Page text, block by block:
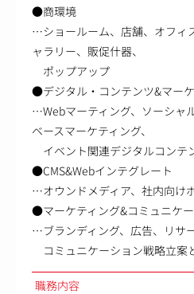
●商環境
…ショールーム、店舗、オフィ
ャラリー、販促什器、
ポップアップ
●デジタル・コンテンツ&マー
…Webマーティング、ソーシャ
ベースマーケティング、
イベント関連デジタルコンテ
●CMS&Webインテグレート
…オウンドメディア、社内向け
●マーケティング&コミュニケ
…ブランディング、広告、リサ
コミュニケーション戦略立案
職務内容